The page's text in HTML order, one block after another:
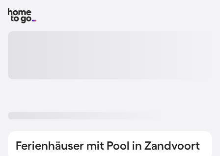
Ferienhäuser mit Pool in Zandvoort